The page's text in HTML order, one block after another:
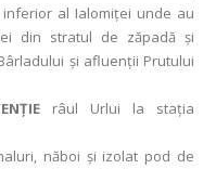
al Ialomiței unde au
din stratul de zăpadă și
și afluenții Prutului
râul Urlui la stația
năboi şi izolat pod de